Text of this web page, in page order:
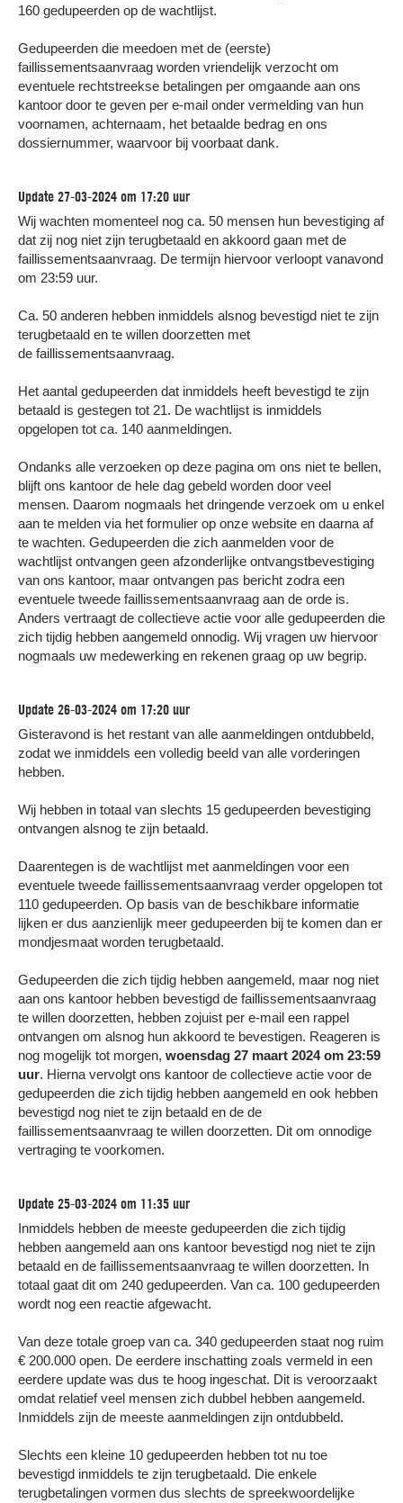
160 gedupeerden op de wachtlijst.
Gedupeerden die meedoen met de (eerste)
faillissementsaanvraag worden vriendelijk verzocht om
eventuele rechtstreekse betalingen per omgaande aan ons
kantoor door te geven per e-mail onder vermelding van hun
voornamen, achternaam, het betaalde bedrag en ons
dossiernummer, waarvoor bij voorbaat dank.
Update 27-03-2024 om 17:20 uur
Wij wachten momenteel nog ca. 50 mensen hun bevestiging af
dat zij nog niet zijn terugbetaald en akkoord gaan met de
faillissementsaanvraag. De termijn hiervoor verloopt vanavond
om 23:59 uur.
Ca. 50 anderen hebben inmiddels alsnog bevestigd niet te zijn
terugbetaald en te willen doorzetten met
de faillissementsaanvraag.
Het aantal gedupeerden dat inmiddels heeft bevestigd te zijn
betaald is gestegen tot 21. De wachtlijst is inmiddels
opgelopen tot ca. 140 aanmeldingen.
Ondanks alle verzoeken op deze pagina om ons niet te bellen,
blijft ons kantoor de hele dag gebeld worden door veel
mensen. Daarom nogmaals het dringende verzoek om u enkel
aan te melden via het formulier op onze website en daarna af
te wachten. Gedupeerden die zich aanmelden voor de
wachtlijst ontvangen geen afzonderlijke ontvangstbevestiging
van ons kantoor, maar ontvangen pas bericht zodra een
eventuele tweede faillissementsaanvraag aan de orde is.
Anders vertraagt de collectieve actie voor alle gedupeerden die
zich tijdig hebben aangemeld onnodig. Wij vragen uw hiervoor
nogmaals uw medewerking en rekenen graag op uw begrip.
Update 26-03-2024 om 17:20 uur
Gisteravond is het restant van alle aanmeldingen ontdubbeld,
zodat we inmiddels een volledig beeld van alle vorderingen
hebben.
Wij hebben in totaal van slechts 15 gedupeerden bevestiging
ontvangen alsnog te zijn betaald.
Daarentegen is de wachtlijst met aanmeldingen voor een
eventuele tweede faillissementsaanvraag verder opgelopen tot
110 gedupeerden. Op basis van de beschikbare informatie
lijken er dus aanzienlijk meer gedupeerden bij te komen dan er
mondjesmaat worden terugbetaald.
Gedupeerden die zich tijdig hebben aangemeld, maar nog niet
aan ons kantoor hebben bevestigd de faillissementsaanvraag
te willen doorzetten, hebben zojuist per e-mail een rappel
ontvangen om alsnog hun akkoord te bevestigen. Reageren is
nog mogelijk tot morgen, woensdag 27 maart 2024 om 23:59
uur. Hierna vervolgt ons kantoor de collectieve actie voor de
gedupeerden die zich tijdig hebben aangemeld en ook hebben
bevestigd nog niet te zijn betaald en de de
faillissementsaanvraag te willen doorzetten. Dit om onnodige
vertraging te voorkomen.
Update 25-03-2024 om 11:35 uur
Inmiddels hebben de meeste gedupeerden die zich tijdig
hebben aangemeld aan ons kantoor bevestigd nog niet te zijn
betaald en de faillissementsaanvraag te willen doorzetten. In
totaal gaat dit om 240 gedupeerden. Van ca. 100 gedupeerden
wordt nog een reactie afgewacht.
Van deze totale groep van ca. 340 gedupeerden staat nog ruim
€ 200.000 open. De eerdere inschatting zoals vermeld in een
eerdere update was dus te hoog ingeschat. Dit is veroorzaakt
omdat relatief veel mensen zich dubbel hebben aangemeld.
Inmiddels zijn de meeste aanmeldingen zijn ontdubbeld.
Slechts een kleine 10 gedupeerden hebben tot nu toe
bevestigd inmiddels te zijn terugbetaald. Die enkele
terugbetalingen vormen dus slechts de spreekwoordelijke
BEL ONS VOOR GRATIS INCASSO
ADVIES
uw maag zit. Dan bespreken wij samen de
beste aanpak van uw wanbetaler.
In 1 minuut doorverbondenmet een
incasso advocaat